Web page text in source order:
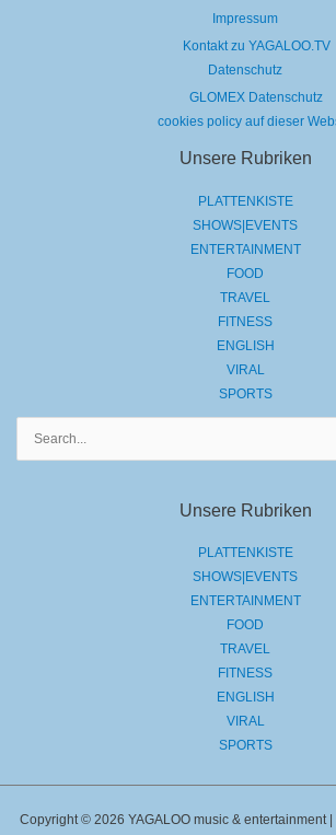
Impressum
Kontakt zu YAGALOO.TV
Datenschutz
GLOMEX Datenschutz
cookies policy auf dieser
Unsere Rubriken
PLATTENKISTE
SHOWS|EVENTS
ENTERTAINMENT
FOOD
TRAVEL
FITNESS
ENGLISH
VIRAL
SPORTS
Unsere Rubriken
PLATTENKISTE
SHOWS|EVENTS
ENTERTAINMENT
FOOD
TRAVEL
FITNESS
ENGLISH
VIRAL
SPORTS
Copyright © 2026 YAGALOO music & entertainment